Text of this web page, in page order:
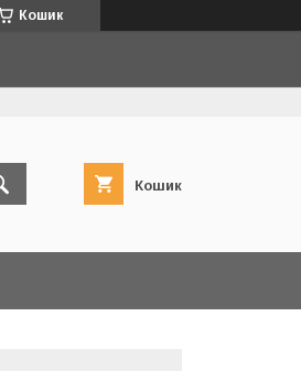
Кошик
Кошик